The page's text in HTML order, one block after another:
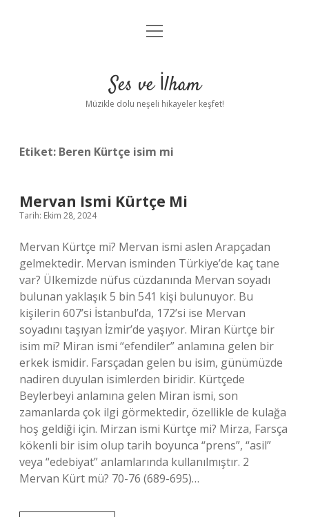
Anasayfa
Yasal Uyarı
menüyü
Ses ve İlham
Müzikle dolu neşeli hikayeler keşfet!
Etiket: Beren Kürtçe isim mi
Mervan Ismi Kürtçe Mi
Tarih: Ekim 28, 2024
Mervan Kürtçe mi? Mervan ismi aslen Arapçadan
gelmektedir. Mervan isminden Türkiye’de kaç tane
var? Ülkemizde nüfus cüzdanında Mervan soyadı
bulunan yaklaşık 5 bin 541 kişi bulunuyor. Bu
kişilerin 607’si İstanbul’da, 172’si ise Mervan
soyadını taşıyan İzmir’de yaşıyor. Miran Kürtçe bir
isim mi? Miran ismi “efendiler” anlamına gelen bir
erkek ismidir. Farsçadan gelen bu isim, günümüzde
nadiren duyulan isimlerden biridir. Kürtçede
Beylerbeyi anlamına gelen Miran ismi, son
zamanlarda çok ilgi görmektedir, özellikle de kulağa
hoş geldiği için. Mirzan ismi Kürtçe mi? Mirza, Farsça
kökenli bir isim olup tarih boyunca “prens”, “asil”
veya “edebiyat” anlamlarında kullanılmıştır. 2
Mervan Kürt mü? 70-76 (689-695)…